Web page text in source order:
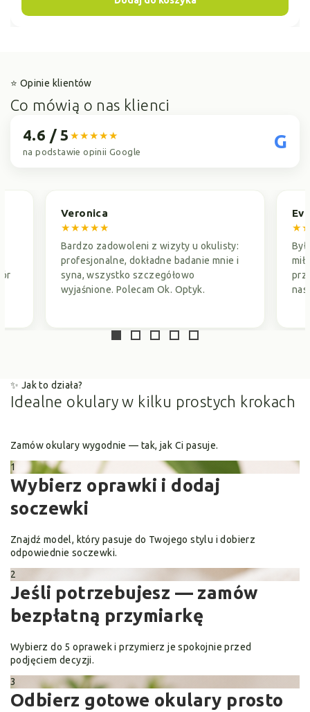
⭐ Opinie klientów
Co mówią o nas klienci
4.6 / 5 ★★★★★
na podstawie opinii Google G
Veronica
★★★★★
Bardzo zadowoleni z wizyty u okulisty:
profesjonalne, dokładne badanie mnie i
syna, wszystko szczegółowo
wyjaśnione. Polecam Ok. Optyk.
✨ Jak to działa?
Idealne okulary w kilku prostych krokach
Zamów okulary wygodnie — tak, jak Ci pasuje.
1
Wybierz oprawki i dodaj
soczewki
Znajdź model, który pasuje do Twojego stylu i dobierz
odpowiednie soczewki.
2
Jeśli potrzebujesz — zamów
bezpłatną przymiarkę
Wybierz do 5 oprawek i przymierz je spokojnie przed
podjęciem decyzji.
3
Odbierz gotowe okulary prosto